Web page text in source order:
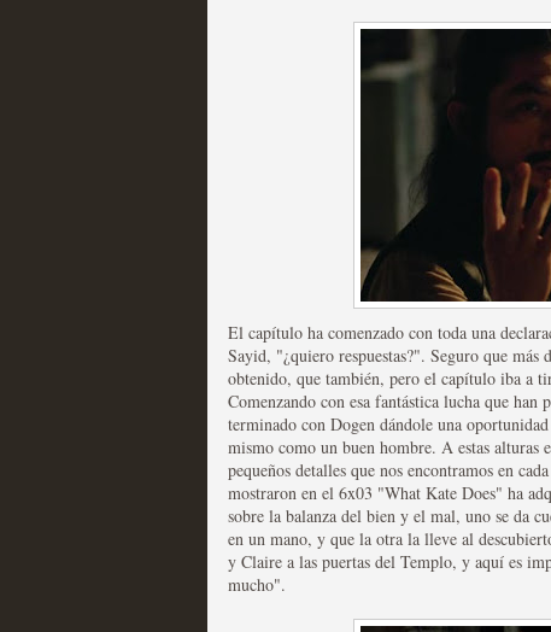
Mi experiencia como
Recomendación de la semana
The Get Down o cómo
series más caras de la
MOLTISANTI
Recomendación de la semana
El capítulo ha comenzado con toda una
Sayid, "¿quiero respuestas?". Seguro que
obtenido, que también, pero el capítulo iba a
Comenzando con esa fantástica lucha que
terminado con Dogen dándole una
mismo como un buen hombre. A estas alturas
pequeños detalles que nos encontramos en
mostraron en el 6x03 "What Kate Does" ha
sobre la balanza del bien y el mal, uno se da
en un mano, y que la otra la lleve al
y Claire a las puertas del Templo, y aquí es
mucho".